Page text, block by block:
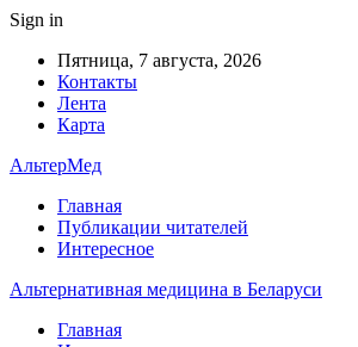
Sign in
Пятница, 7 августа, 2026
Контакты
Лента
Карта
АльтерМед
Главная
Публикации читателей
Интересное
Альтернативная медицина в Беларуси
Главная